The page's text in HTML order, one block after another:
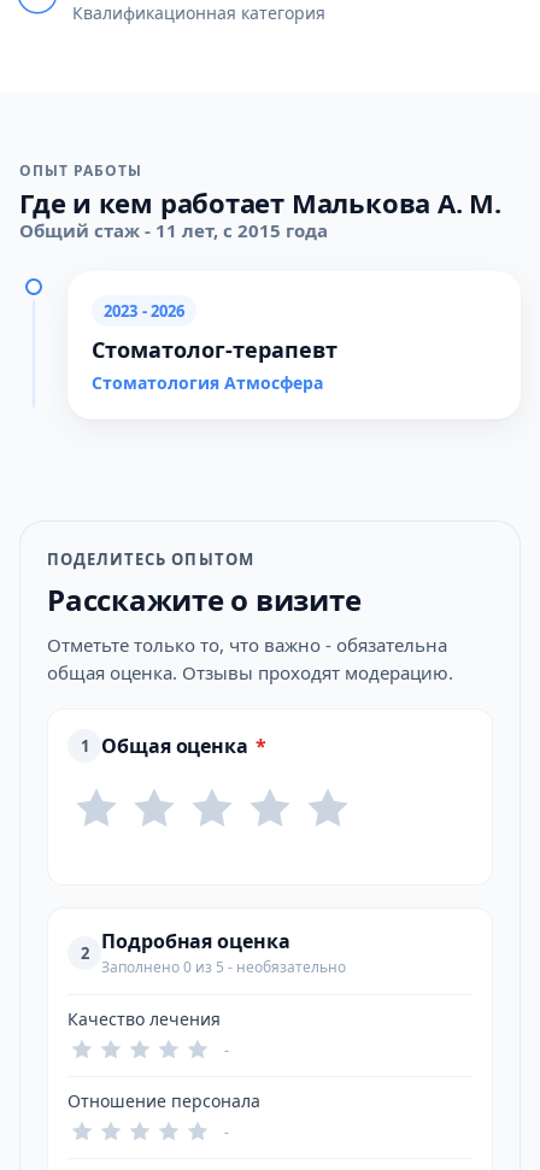
Квалификационная категория
ОПЫТ РАБОТЫ
Где и кем работает Малькова А. М.
Общий стаж - 11 лет, с 2015 года
2023 - 2026
Стоматолог-терапевт
Стоматология Атмосфера
ПОДЕЛИТЕСЬ ОПЫТОМ
Расскажите о визите
Отметьте только то, что важно - обязательна
общая оценка. Отзывы проходят модерацию.
1 Общая оценка *
2 Подробная оценка
Заполнено 0 из 5 - необязательно
Качество лечения
-
Отношение персонала
-